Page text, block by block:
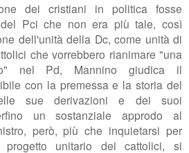
dei cristiani in politica fosse
del Pci che non era più tale, così
dell'unità della Dc, come unità di
che vorrebbero rianimare "una
nel Pd, Mannino giudica il
con la premessa e la storia del
sue derivazioni e dei suoi
un sostanziale approdo al
però, più che inquietarsi per
unitario dei cattolici, si